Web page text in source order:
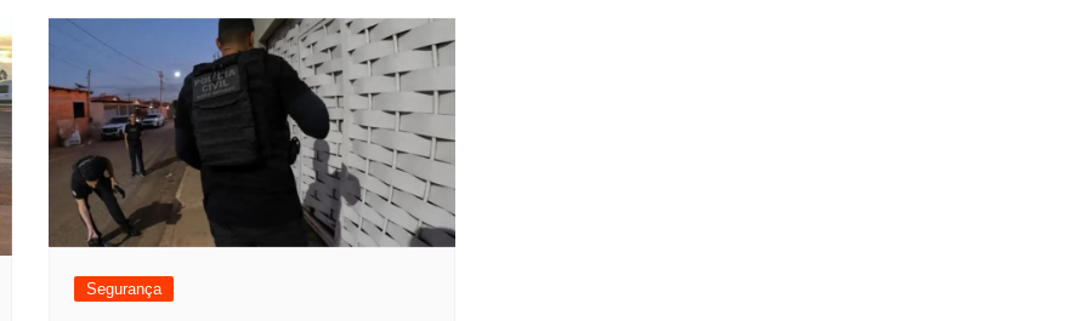
Segurança